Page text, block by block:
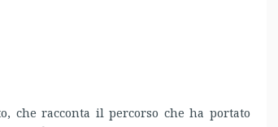
che racconta il percorso che ha portato